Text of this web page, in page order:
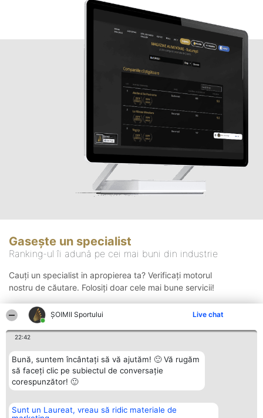
ȘOIMII Sportului Live chat
22:42
Bună, suntem încântați să vă ajutăm! 🙂 Vă rugăm
să faceți clic pe subiectul de conversație
corespunzător! 🙂
Sunt un Laureat, vreau să ridic materiale de
Gasește un specialist
Ranking-ul îi adună pe cei mai buni din industrie
Cauți un specialist in apropierea ta? Verificați motorul
nostru de căutare. Folosiți doar cele mai bune servicii!
Organizator Ranking Plebiscyt Contact